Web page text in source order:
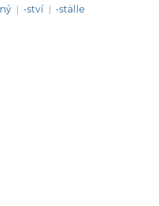
| -ství | -ställe